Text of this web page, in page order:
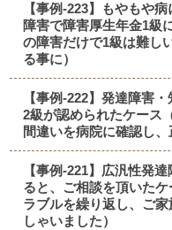
【事例-223】もやもや
障害で障害厚生年金1級
の障害だけで1級は難し
る事に）
【事例-222】発達障害
2級が認められたケース
間違いを病院に確認し、
【事例-221】広汎性発
ると、ご相談を頂いた
ラブルを繰り返し、ご
しゃいました）